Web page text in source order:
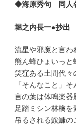
◆海原秀句 同人
堀之内長一●抄出
流星や邪魔と言
熊ん蜂ひょいっ
笑窪ある土間代
「そんなこと」
言の葉は体鳴楽
足踏ミシン林檎
吊るされる鮟鱇